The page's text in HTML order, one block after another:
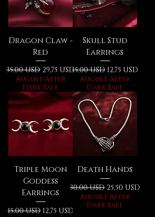
Dragon Claw -
Red
Prezzo regolare
35,00 USD Prezzo scontato
29,75 USD
August After
Dark Sale
Skull Stud
Earrings
Prezzo regolare
15,00 USD Prezzo
12,75 USD
August After
Dark Sale
Triple Moon
Goddess
Earrings
Prezzo regolare
15,00 USD Prezzo scontato
12,75 USD
Death Hands
Prezzo regolare
30,00 USD Prezzo
25,50 USD
August After
Dark Sale